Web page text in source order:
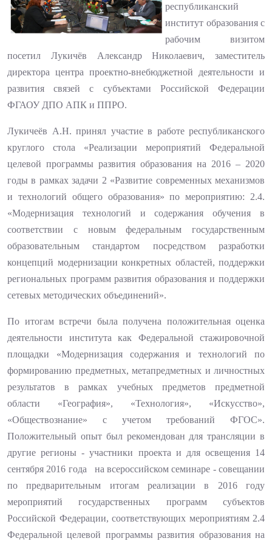
республиканский
институт образования с
рабочим визитом
посетил Лукичёв Александр Николаевич, заместитель
директора центра проектно-внебюджетной деятельности и
развития связей с субъектами Российской Федерации
ФГАОУ ДПО АПК и ППРО.
Лукичеёв А.Н. принял участие в работе республиканского
круглого стола «Реализации мероприятий Федеральной
целевой программы развития образования на 2016 – 2020
годы в рамках задачи 2 «Развитие современных механизмов
и технологий общего образования» по мероприятию: 2.4.
«Модернизация технологий и содержания обучения в
соответствии с новым федеральным государственным
образовательным стандартом посредством разработки
концепций модернизации конкретных областей, поддержки
региональных программ развития образования и поддержки
сетевых методических объединений».
По итогам встречи была получена положительная оценка
деятельности института как Федеральной стажировочной
площадки «Модернизация содержания и технологий по
формированию предметных, метапредметных и личностных
результатов в рамках учебных предметов предметной
области «География», «Технология», «Искусство»,
«Обществознание» с учетом требований ФГОС».
Положительный опыт был рекомендован для трансляции в
другие регионы - участники проекта и для освещения 14
сентября 2016 года на всероссийском семинаре - совещании
по предварительным итогам реализации в 2016 году
мероприятий государственных программ субъектов
Российской Федерации, соответствующих мероприятиям 2.4
Федеральной целевой программы развития образования на